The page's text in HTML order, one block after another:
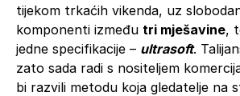
tijekom trkaćih vikenda, uz
komponenti između tri mješavine,
jedne specifikacije – ultrasoft.
zato sada radi s nositeljem
bi razvili metodu koja gledatelje na